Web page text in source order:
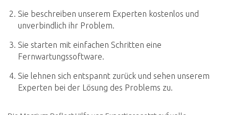
Sie beschreiben unserem Experten kostenlos und
unverbindlich ihr Problem.
Sie starten mit einfachen Schritten eine
Fernwartungssoftware.
Sie lehnen sich entspannt zurück und sehen unserem
Experten bei der Lösung des Problems zu.